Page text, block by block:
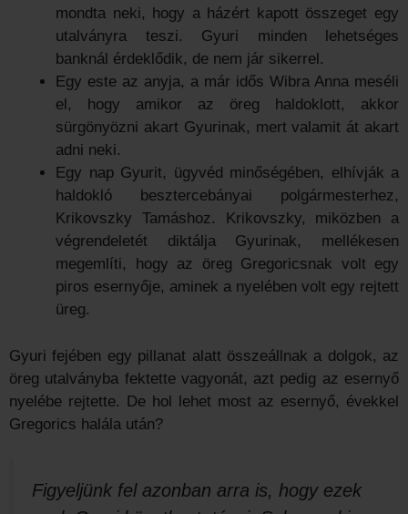
mondta neki, hogy a házért kapott összeget egy
utalványra teszi. Gyuri minden lehetséges
banknál érdeklődik, de nem jár sikerrel.
Egy este az anyja, a már idős Wibra Anna meséli
el, hogy amikor az öreg haldoklott, akkor
sürgönyözni akart Gyurinak, mert valamit át akart
adni neki.
Egy nap Gyurit, ügyvéd minőségében, elhívják a
haldokló besztercebányai polgármesterhez,
Krikovszky Tamáshoz. Krikovszky, miközben a
végrendeletét diktálja Gyurinak, mellékesen
megemlíti, hogy az öreg Gregoricsnak volt egy
piros esernyője, aminek a nyelében volt egy rejtett
üreg.
Gyuri fejében egy pillanat alatt összeállnak a dolgok, az
öreg utalványba fektette vagyonát, azt pedig az esernyő
nyelébe rejtette. De hol lehet most az esernyő, évekkel
Gregorics halála után?
Figyeljünk fel azonban arra is, hogy ezek